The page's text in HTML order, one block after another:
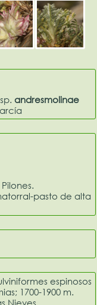
andresmolinae
pasto de alta
espinosos
1700-1900 m.
Nieves.